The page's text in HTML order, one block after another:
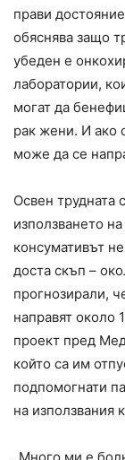
прави
обяснява защо
убеден е
лаборатории,
могат да
рак жени. И ако
може да се
Освен трудната
използването
консумативът
доста скъп –
прогнозирали,
направят около
проект пред
който са им
подпомогнати
на използвания
„Много ми е